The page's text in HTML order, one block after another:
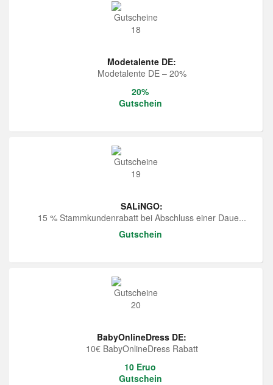
Modetalente DE:
Modetalente DE – 20%
20%
Gutschein
SALiNGO:
15 % Stammkundenrabatt bei Abschluss einer Daue...
Gutschein
BabyOnlineDress DE:
10€ BabyOnlineDress Rabatt
10 Eruo
Gutschein